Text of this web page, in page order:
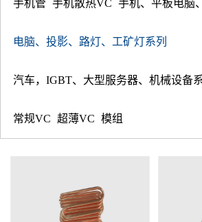
手机管 手机散热VC 手机、平板电脑
电脑、投影、路灯、工矿灯系列
汽车，IGBT、大型服务器、机械设备
常规VC 超薄VC 模组